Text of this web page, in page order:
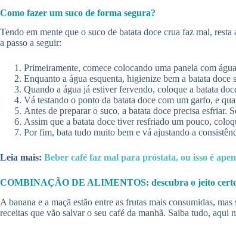
Como fazer um suco de forma segura?
Tendo em mente que o suco de batata doce crua faz mal,
a passo a seguir:
Primeiramente, comece colocando uma panela com
Enquanto a água esquenta, higienize bem a batata doce
Quando a água já estiver fervendo, coloque a batata
Vá testando o ponto da batata doce com um garfo, e
Antes de preparar o suco, a batata doce precisa esfriar.
Assim que a batata doce tiver resfriado um pouco,
Por fim, bata tudo muito bem e vá ajustando a
Leia mais: Beber café faz mal para próstata, ou isso é
COMBINAÇÃO DE ALIMENTOS: descubra o jeito
A banana e a maçã estão entre as frutas mais consumidas,
receitas que vão salvar o seu café da manhã. Saiba tudo, aqui